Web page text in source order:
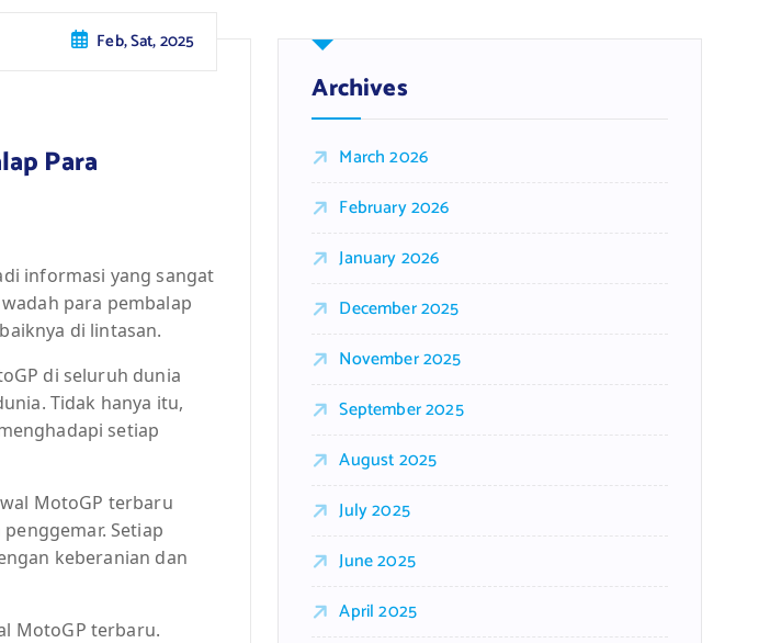
Feb, Sat, 2025
Para
informasi yang sangat
para pembalap
di lintasan.
di seluruh dunia
Tidak hanya itu,
setiap
MotoGP terbaru
Setiap
keberanian dan
MotoGP terbaru.
Archives
March 2026
February 2026
January 2026
December 2025
November 2025
September 2025
August 2025
July 2025
June 2025
April 2025